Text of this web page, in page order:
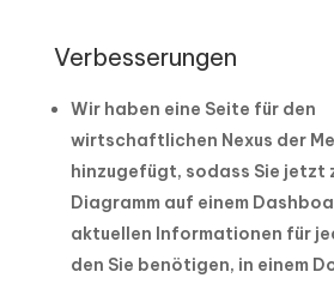
Verbesserungen
Wir haben eine Seite für den
wirtschaftlichen Nexus der
hinzugefügt, sodass Sie jetzt
Diagramm auf einem
aktuellen Informationen für
den Sie benötigen, in einem